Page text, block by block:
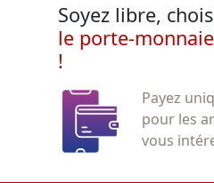
Soyez libre,
le porte-
!
Payez
pour les
vous